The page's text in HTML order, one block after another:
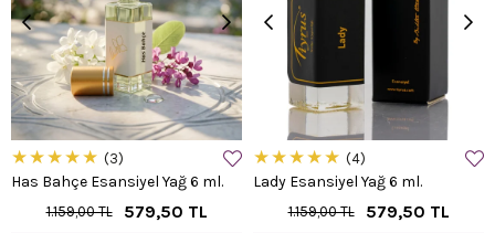
Has Bahçe Esansiyel Yağ 6 ml.
★★★★★ 3
579,50 TL
1.159,00 TL
Lady Esansiyel Yağ 6 ml.
★★★★★ 4
579,50 TL
1.159,00 TL